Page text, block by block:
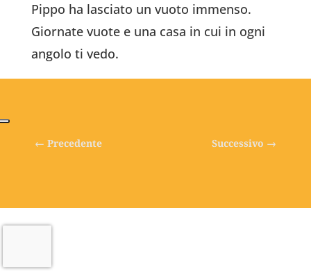
Pippo ha lasciato un vuoto immenso.
Giornate vuote e una casa in cui in ogni
angolo ti vedo.
← Precedente Successivo →